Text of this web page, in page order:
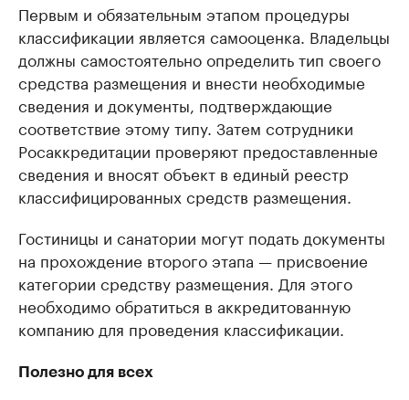
Первым и обязательным этапом процедуры
классификации является самооценка. Владельцы
должны самостоятельно определить тип своего
средства размещения и внести необходимые
сведения и документы, подтверждающие
соответствие этому типу. Затем сотрудники
Росаккредитации проверяют предоставленные
сведения и вносят объект в единый реестр
классифицированных средств размещения.
Гостиницы и санатории могут подать документы
на прохождение второго этапа — присвоение
категории средству размещения. Для этого
необходимо обратиться в аккредитованную
компанию для проведения классификации.
Полезно для всех